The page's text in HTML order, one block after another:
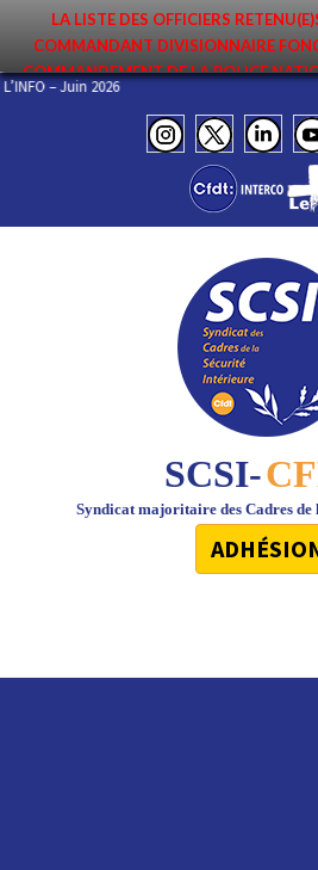
LA LISTE DES OFFICIERS
COMMANDANT DIVISIONNAIRE
COMMANDEMENT DE LA POLICE
PREMIER MOUVEMENT 2026 A ÉTÉ
PAGES PROTÉGÉES DU SITE.
DE L’INFO – Juin 2026
SCSI-
Syndicat majoritaire des Cadres